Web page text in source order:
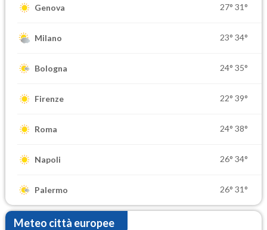
Genova 27° 31°
Milano 23° 34°
Bologna 24° 35°
Firenze 22° 39°
Roma 24° 38°
Napoli 26° 34°
Palermo 26° 31°
Meteo città europee